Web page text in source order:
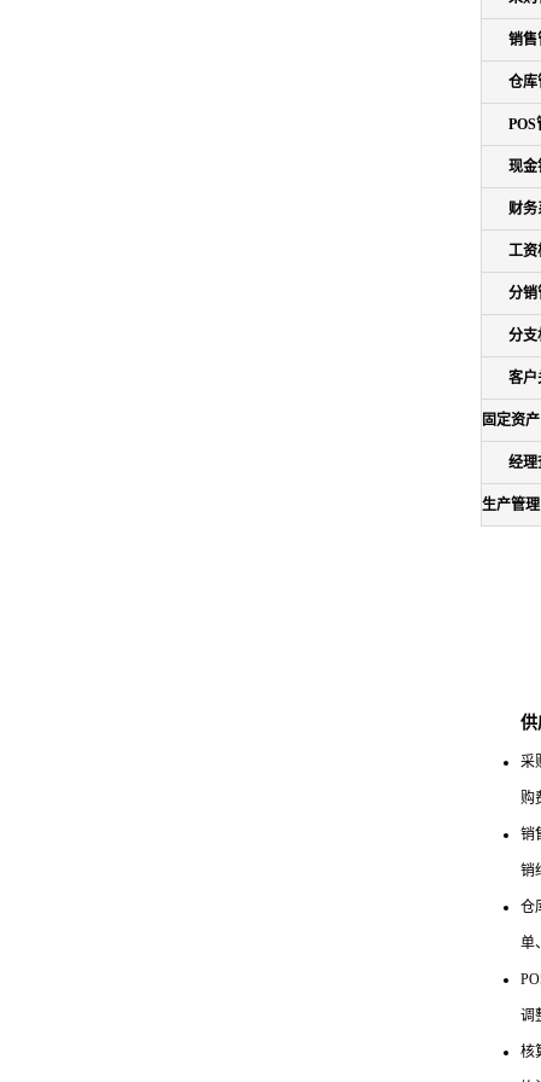
销售
仓库
POS
现金
财务
工资
分销
分支
客户
固定资产
经理
生产管理
供
采
购
销
销
仓
单
调
核